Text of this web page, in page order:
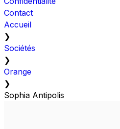
Contact
Accueil
❯
Sociétés
❯
Orange
❯
Sophia Antipolis